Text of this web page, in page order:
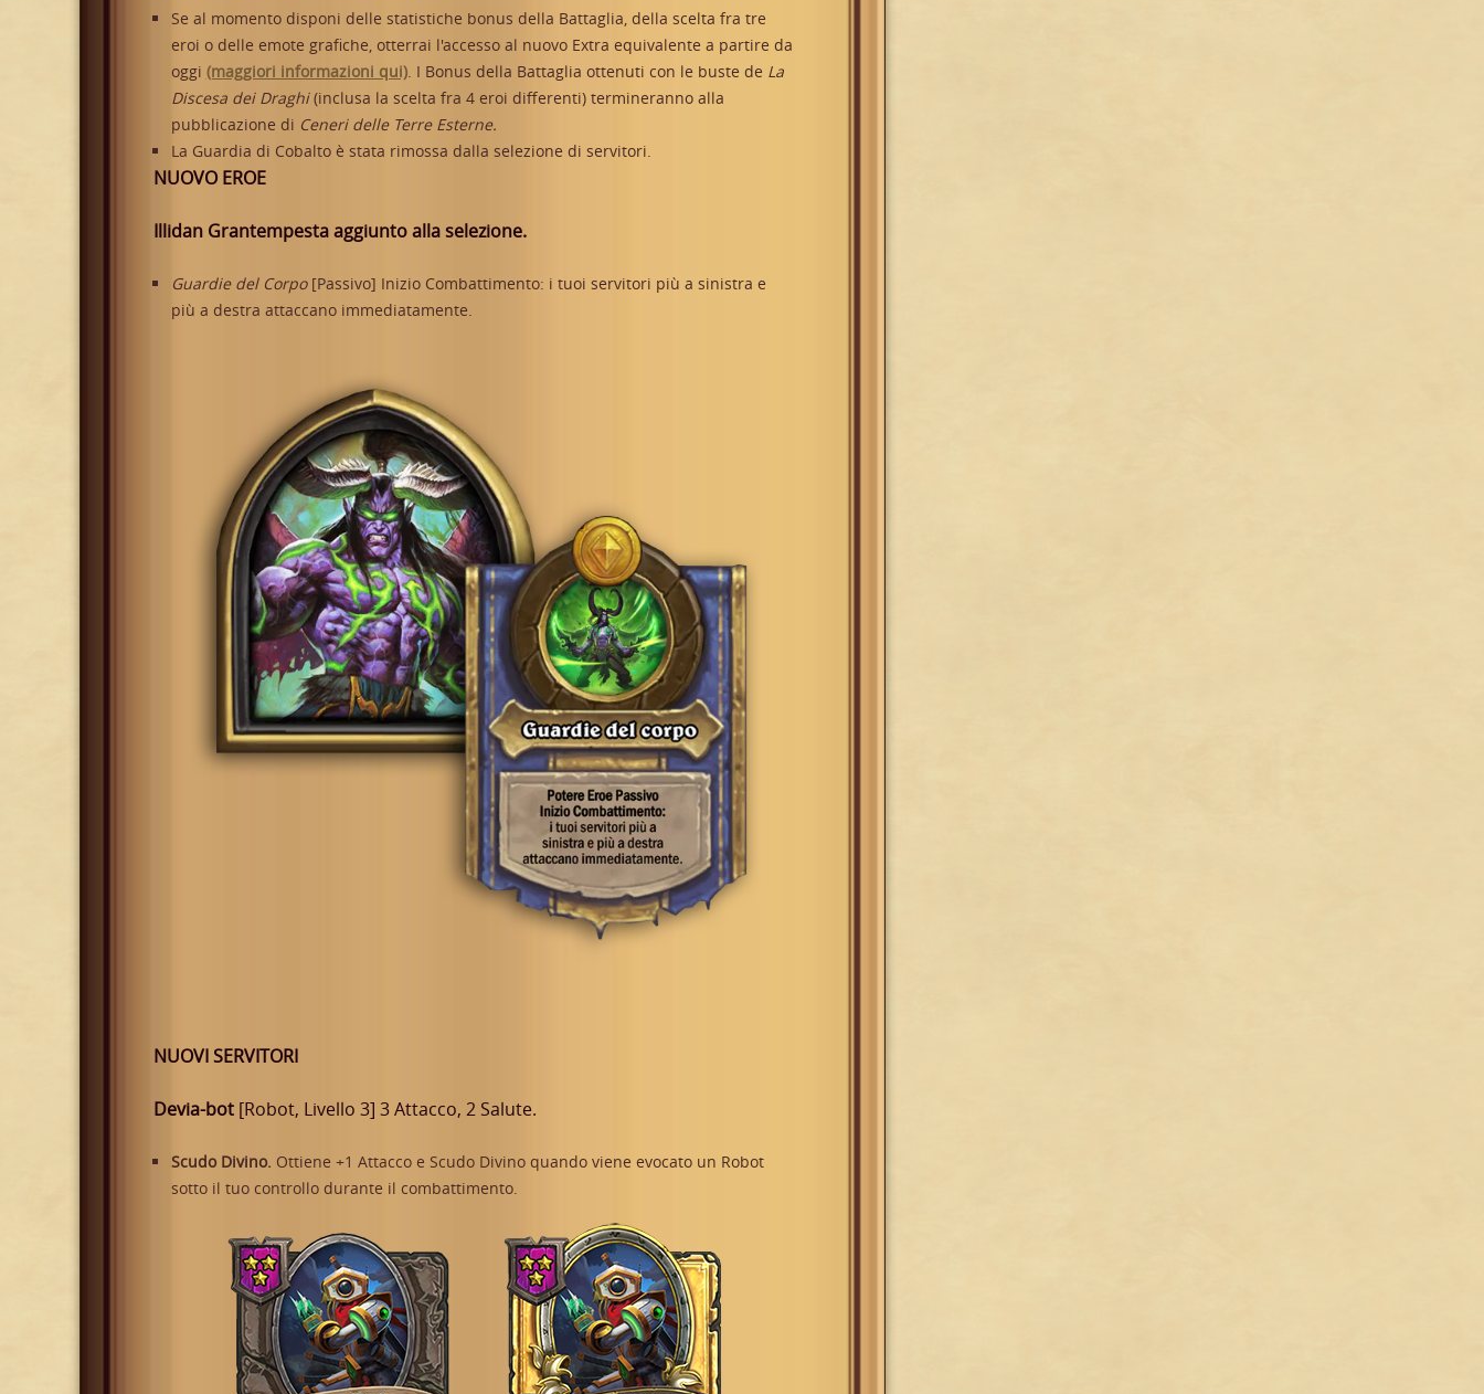
Se al momento disponi delle statistiche bonus della Battaglia, della scelta fra tre
eroi o delle emote grafiche, otterrai l'accesso al nuovo Extra equivalente a partire da
oggi (maggiori informazioni qui). I Bonus della Battaglia ottenuti con le buste de La
Discesa dei Draghi(inclusa la scelta fra 4 eroi differenti) termineranno alla
pubblicazione di Ceneri delle Terre Esterne.
La Guardia di Cobalto è stata rimossa dalla selezione di servitori.
NUOVO EROE
Illidan Grantempesta aggiunto alla selezione.
Guardie del Corpo[Passivo] Inizio Combattimento: i tuoi servitori più a sinistra e
più a destra attaccano immediatamente.
NUOVI SERVITORI
Devia-bot[Robot, Livello 3] 3 Attacco, 2 Salute.
Scudo Divino. Ottiene +1 Attacco e Scudo Divino quando viene evocato un Robot
sotto il tuo controllo durante il combattimento.